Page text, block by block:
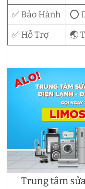
✅ Bảo Hành
⭕
✅ Hỗ Trợ
🌏
Trung tâm